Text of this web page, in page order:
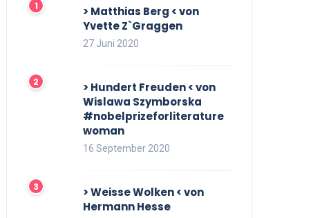
> Matthias Berg < von
Yvette Z`Graggen
27 Juni 2020
> Hundert Freuden < von
Wislawa Szymborska
#nobelprizeforliterature
woman
16 September 2020
> Weisse Wolken < von
Hermann Hesse